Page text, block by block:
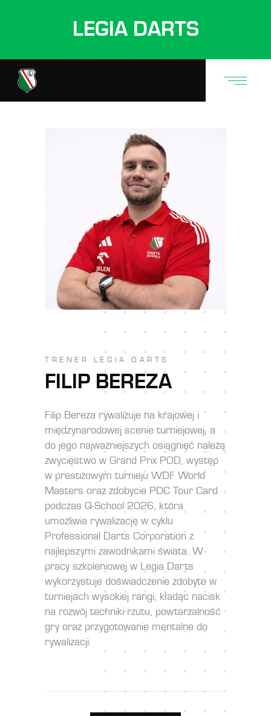
LEGIA DARTS
TRENER LEGIA DARTS
FILIP BEREZA
Filip Bereza rywalizuje na krajowej i
międzynarodowej scenie turniejowej, a
do jego najważniejszych osiągnięć należą
zwycięstwo w Grand Prix POD, występ
w prestiżowym turnieju WDF World
Masters oraz zdobycie PDC Tour Card
podczas Q-School 2026, która
umożliwia rywalizację w cyklu
Professional Darts Corporation z
najlepszymi zawodnikami świata. W
pracy szkoleniowej w Legia Darts
wykorzystuje doświadczenie zdobyte w
turniejach wysokiej rangi, kładąc nacisk
na rozwój techniki rzutu, powtarzalność
gry oraz przygotowanie mentalne do
rywalizacji.